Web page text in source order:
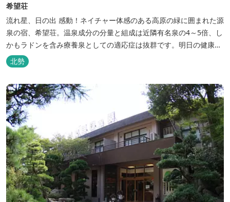
希望荘
流れ星、日の出 感動！ネイチャー体感のある高原の緑に囲まれた源
泉の宿、希望荘。温泉成分の分量と組成は近隣有名泉の4～5倍、し
かもラドンを含み療養泉としての適応症は抜群です。明日の健康
に、ご宿泊はもちろん日帰り入浴もお気軽にお立ち寄り下さい。 熱
気浴ラドンの泉も新たにオープン！ぜひご利用ください。
北勢